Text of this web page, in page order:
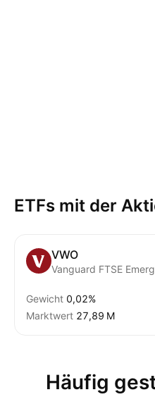
ETFs mit der
VWO
Gewicht 0,02%
Marktwert ‪27,89 M‬
Häufig